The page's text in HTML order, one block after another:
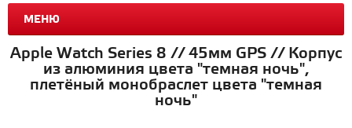
МЕНЮ
Apple Watch Series 8 // 45мм GPS // Корпус
из алюминия цвета "темная ночь",
плетёный монобраслет цвета "темная
ночь"